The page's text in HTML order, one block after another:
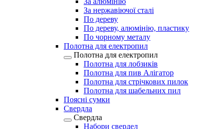
За нержавіючої сталі
По дереву
По дереву, алюмінію, пластику
По чорному металу
Полотна для електропил
Полотна для електропил
Полотна для лобзиків
Полотна для пив Алігатор
Полотна для стрічкових пилок
Полотна для шабельних пил
Поясні сумки
Свердла
Свердла
Набори свердел